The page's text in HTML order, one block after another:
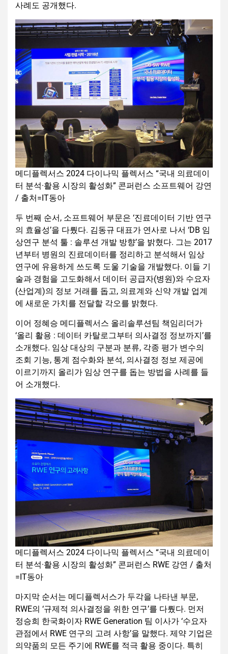
사례도 공개했다.
메디플렉서스 2024 다이나믹 플렉서스 “국내 의료데이
터 분석·활용 시장의 활성화” 콘퍼런스 소프트웨어 강연
/ 출처=IT동아
두 번째 순서, 소프트웨어 부문은 ‘진료데이터 기반 연구
의 효율성’을 다뤘다. 김동규 대표가 연사로 나서 ‘DB 임
상연구 분석 툴 : 솔루션 개발 방향’을 밝혔다. 그는 2017
년부터 병원의 진료데이터를 정리하고 분석해서 임상
연구에 유용하게 쓰도록 도울 기술을 개발했다. 이들 기
술과 경험을 고도화해서 데이터 공급자(병원)와 수요자
(산업계)의 정보 거래를 돕고, 의료계와 신약 개발 업계
에 새로운 가치를 전달할 각오를 밝혔다.
이어 정혜승 메디플렉서스 올리솔루션팀 책임리더가
‘올리 활용 : 데이터 카탈로그부터 의사결정 정보까지’를
소개했다. 임상 대상의 구분과 분류, 각종 평가 변수의
조회 기능, 통계 점수화와 분석, 의사결정 정보 제공에
이르기까지 올리가 임상 연구를 돕는 방법을 사례를 들
어 소개했다.
메디플렉서스 2024 다이나믹 플렉서스 “국내 의료데이
터 분석·활용 시장의 활성화” 콘퍼런스 RWE 강연 / 출처
=IT동아
마지막 순서는 메디플렉서스가 두각을 나타낸 부문,
RWE의 ‘규제적 의사결정을 위한 연구’를 다뤘다. 먼저
정승희 한국화이자 RWE Generation 팀 이사가 ‘수요자
관점에서 RWE 연구의 고려 사항’을 말했다. 제약 기업은
의약품의 모든 주기에 RWE를 적극 활용 중이다. 특히